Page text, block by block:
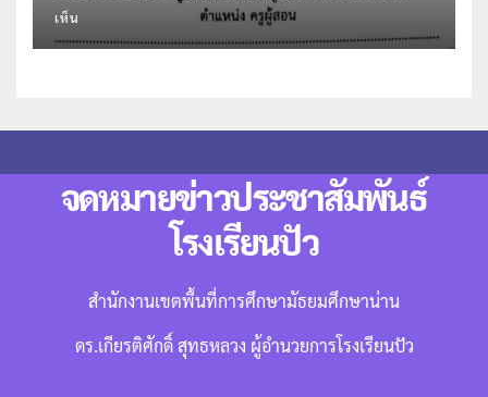
เห็น
จดหมายข่าวประชาสัมพันธ์
โรงเรียนปัว
สำนักงานเขตพื้นที่การศึกษามัธยมศึกษาน่าน
ดร.เกียรติศักดิ์ สุทธหลวง ผู้อำนวยการโรงเรียนปัว